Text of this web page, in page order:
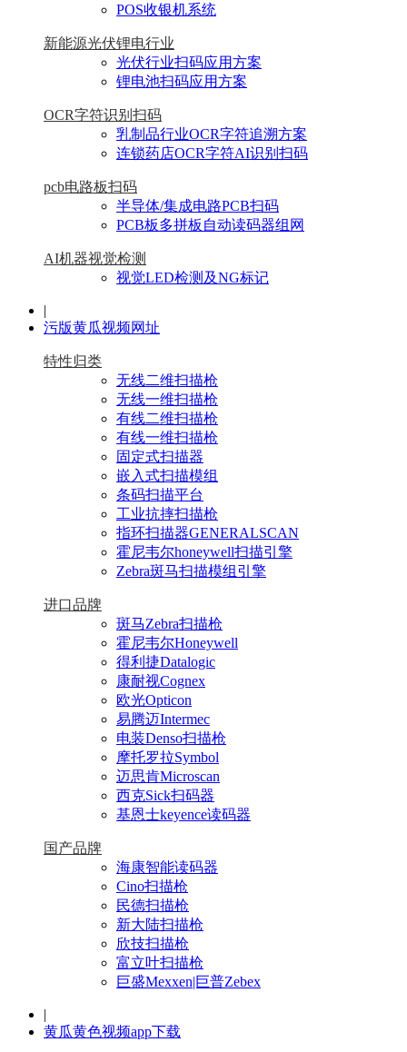
POS收银机系统
新能源光伏锂电行业
光伏行业扫码应用方案
锂电池扫码应用方案
OCR字符识别扫码
乳制品行业OCR字符追溯方案
连锁药店OCR字符AI识别扫码
pcb电路板扫码
半导体/集成电路PCB扫码
PCB板多拼板自动读码器组网
AI机器视觉检测
视觉LED检测及NG标记
|
污版黄瓜视频网址
特性归类
无线二维扫描枪
无线一维扫描枪
有线二维扫描枪
有线一维扫描枪
固定式扫描器
嵌入式扫描模组
条码扫描平台
工业抗摔扫描枪
指环扫描器GENERALSCAN
霍尼韦尔honeywell扫描引擎
Zebra斑马扫描模组引擎
进口品牌
斑马Zebra扫描枪
霍尼韦尔Honeywell
得利捷Datalogic
康耐视Cognex
欧光Opticon
易腾迈Intermec
电装Denso扫描枪
摩托罗拉Symbol
迈思肯Microscan
西克Sick扫码器
基恩士keyence读码器
国产品牌
海康智能读码器
Cino扫描枪
民德扫描枪
新大陆扫描枪
欣技扫描枪
富立叶扫描枪
巨盛Mexxen|巨普Zebex
|
黄瓜黄色视频app下载